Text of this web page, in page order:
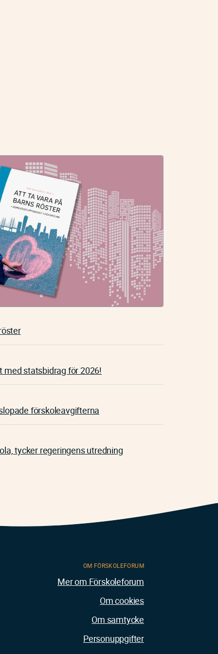
statsbidrag för 2026!
förskoleavgifterna
tycker regeringens utredning
OM FÖRSKOLEFORUM
Mer om Förskoleforum
Om cookies
Om samtycke
Personuppgifter